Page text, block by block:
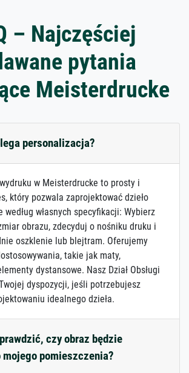
– Najczęściej
pytania
Meisterdrucke
personalizacja?
w Meisterdrucke to prosty i
który pozwala zaprojektować dzieło
według własnych specyfikacji: Wybierz
obrazu, zdecyduj o nośniku druku i
oszklenie lub blejtram. Oferujemy
takie jak maty,
dystansowe. Nasz Dział Obsługi
dyspozycji, jeśli potrzebujesz
idealnego dzieła.
czy obraz będzie
mojego pomieszczenia?